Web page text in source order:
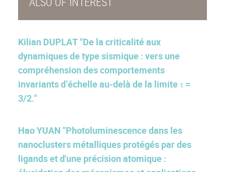
Kilian DUPLAT "De la criticalité aux
dynamiques de type sismique : vers une
compréhension des comportements
invariants d’échelle au-delà de la limite τ =
3/2."
Hao YUAN "Photoluminescence dans les
nanoclusters métalliques protégés par des
ligands et d'une précision atomique :